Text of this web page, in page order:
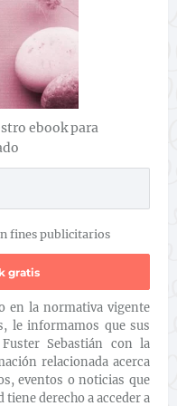
ebook para
fines publicitarios
en la normativa vigente
le informamos que sus
Sebastián con la
relacionada acerca
eventos o noticias que
derecho a acceder a